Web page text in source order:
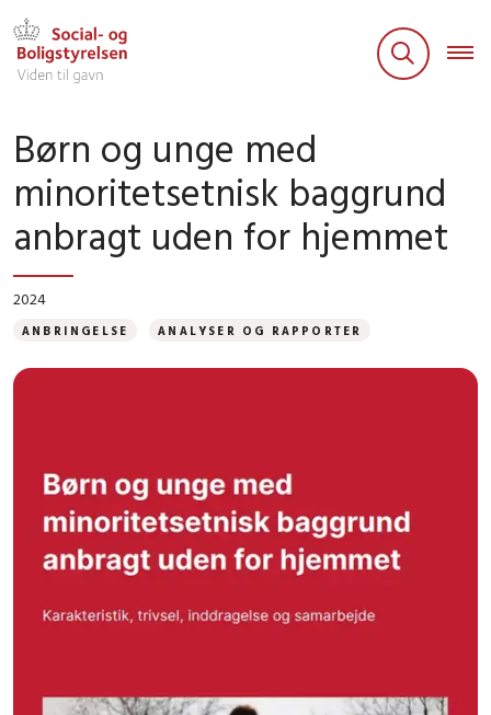
Børn og unge med
minoritetsetnisk baggrund
anbragt uden for hjemmet
2024
ANBRINGELSE ANALYSER OG RAPPORTER